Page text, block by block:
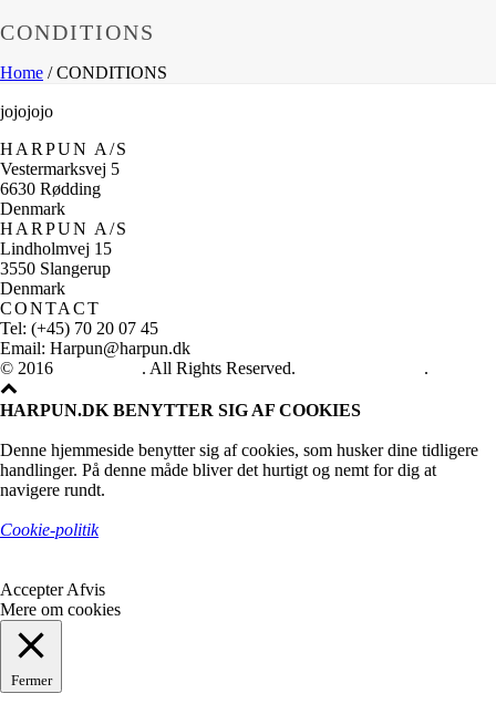
CONDITIONS
Home /CONDITIONS
jojojojo
HARPUN A/S
Vestermarksvej 5
6630 Rødding
Denmark
HARPUN A/S
Lindholmvej 15
3550 Slangerup
Denmark
CONTACT
Tel: (+45) 70 20 07 45
Email: Harpun@harpun.dk
© 2016
. All Rights Reserved. .
HARPUN.DK BENYTTER SIG AF COOKIES
Denne hjemmeside benytter sig af cookies, som husker dine tidligere
handlinger. På denne måde bliver det hurtigt og nemt for dig at
navigere rundt.
Cookie-politik
Accepter Afvis
Mere om cookies
Fermer